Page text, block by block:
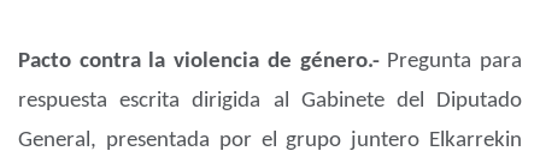
Pacto contra la violencia de género.- Pregunta para
respuesta escrita dirigida al Gabinete del Diputado
General, presentada por el grupo juntero Elkarrekin